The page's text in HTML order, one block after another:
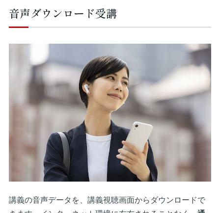
音声ダウンロード受講
講義の音声データを、講義視聴画面からダウンロードで